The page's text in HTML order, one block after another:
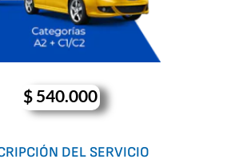
$540.000
DEL SERVICIO